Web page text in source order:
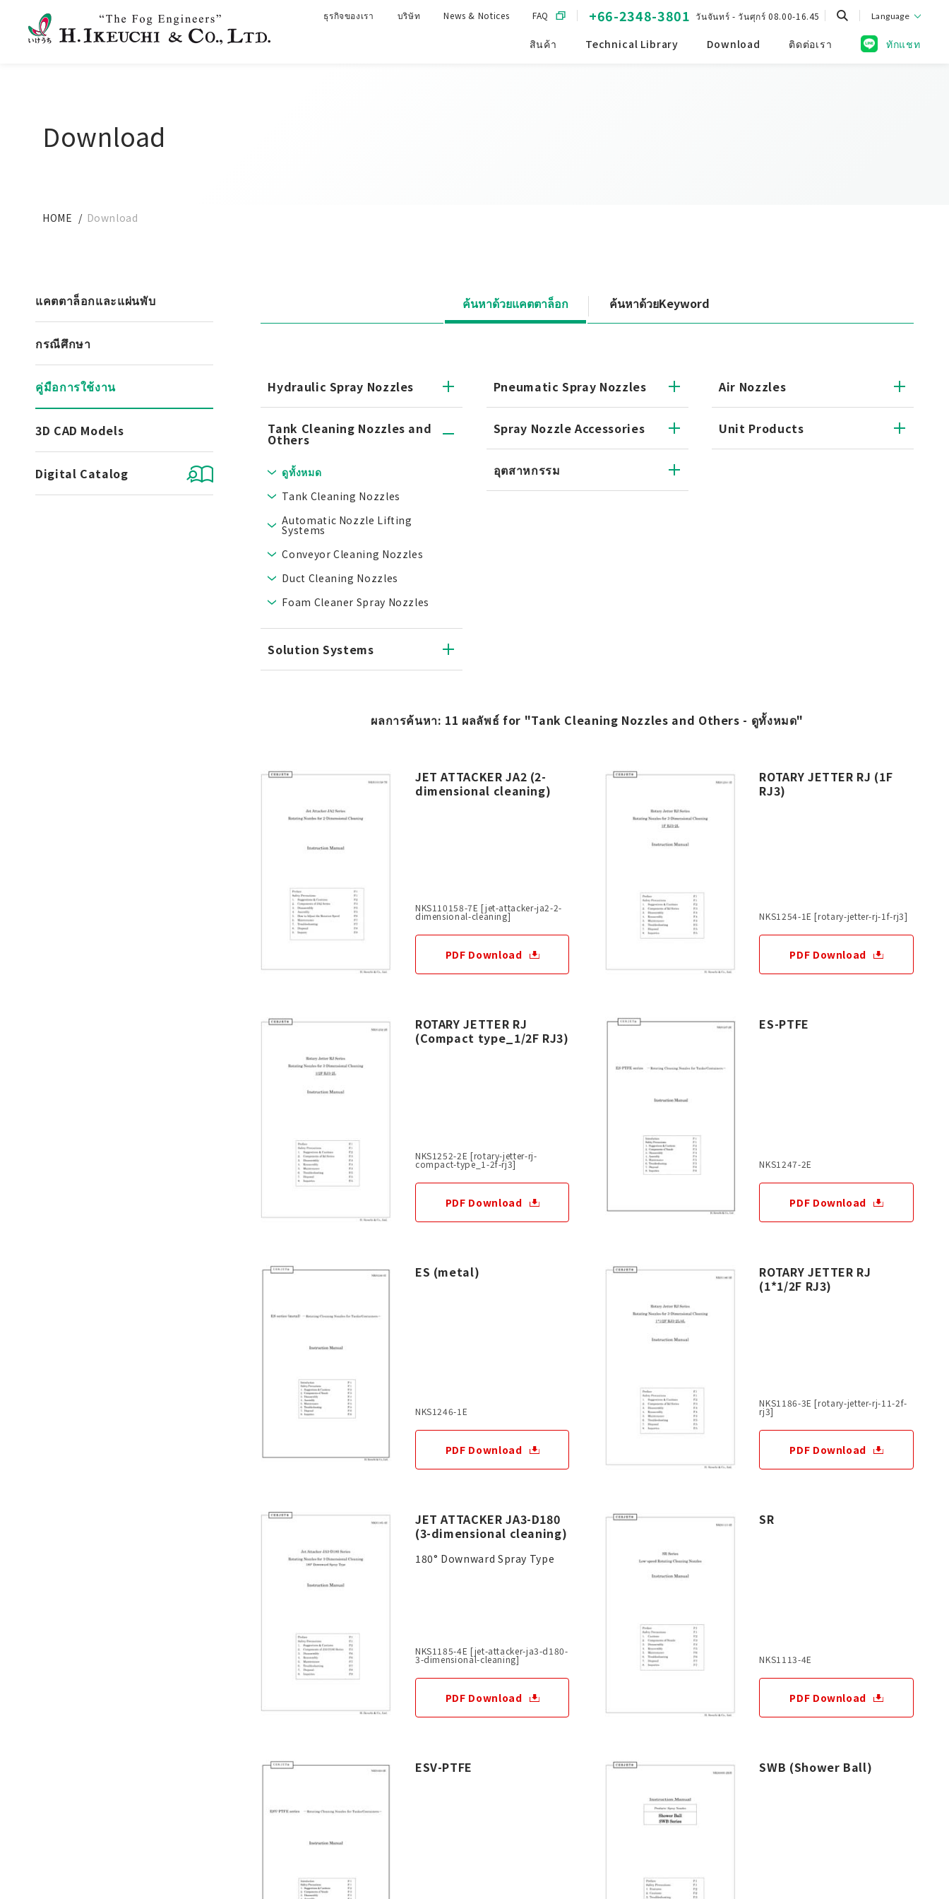
สินค้า Technical Library Download ติดต่อเรา ทักแชท
ธุรกิจของเรา บริษัท News & Notices FAQ +66-2348-3801 วันจันทร์ - วันศุกร์ 08.00-16.45 Language
Download
HOME Download
แคตตาล็อกและแผ่นพับ
กรณีศึกษา
คู่มือการใช้งาน
3D CAD Models
Digital Catalog
ค้นหาด้วยแคตตาล็อก ค้นหาด้วยKeyword
Hydraulic Spray Nozzles
Tank Cleaning Nozzles and
Others
ดูทั้งหมด
Tank Cleaning Nozzles
Automatic Nozzle Lifting
Systems
Conveyor Cleaning Nozzles
Duct Cleaning Nozzles
Foam Cleaner Spray Nozzles
Solution Systems
Pneumatic Spray Nozzles
Spray Nozzle Accessories
อุตสาหกรรม
Air Nozzles
Unit Products
ผลการค้นหา: 11 ผลลัพธ์ for "Tank Cleaning Nozzles and Others - ดูทั้งหมด"
JET ATTACKER JA2 (2-
dimensional cleaning)
NKS110158-7E [jet-attacker-ja2-2-
dimensional-cleaning]
PDF Download
ROTARY JETTER RJ (1F
RJ3)
NKS1254-1E [rotary-jetter-rj-1f-rj3]
PDF Download
ROTARY JETTER RJ
(Compact type_1/2F RJ3)
NKS1252-2E [rotary-jetter-rj-
compact-type_1-2f-rj3]
PDF Download
ES-PTFE
NKS1247-2E
PDF Download
ES (metal)
NKS1246-1E
PDF Download
ROTARY JETTER RJ
(1*1/2F RJ3)
NKS1186-3E [rotary-jetter-rj-11-2f-
rj3]
PDF Download
JET ATTACKER JA3-D180
(3-dimensional cleaning)
180° Downward Spray Type
NKS1185-4E [jet-attacker-ja3-d180-
3-dimensional-cleaning]
PDF Download
SR
NKS1113-4E
PDF Download
ESV-PTFE SWB (Shower Ball)